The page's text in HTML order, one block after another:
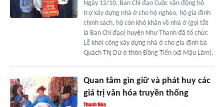
Ngày 12/10, Ban Chỉ đạo Cuộc vận động hỗ
trợ xây dựng nhà ở cho hộ nghèo, hộ gia đình
chính sách, hộ còn khó khăn về nhà ở (gọi tắt
là Ban Chỉ đạo) huyện Như Thanh đã tổ chức
Lễ khởi công xây dựng nhà ở cho gia đình bà
Quách Thị Dứ ở thôn Đồng Tiến (xã Mậu Lâm).
Quan tâm gìn giữ và phát huy các
giá trị văn hóa truyền thống